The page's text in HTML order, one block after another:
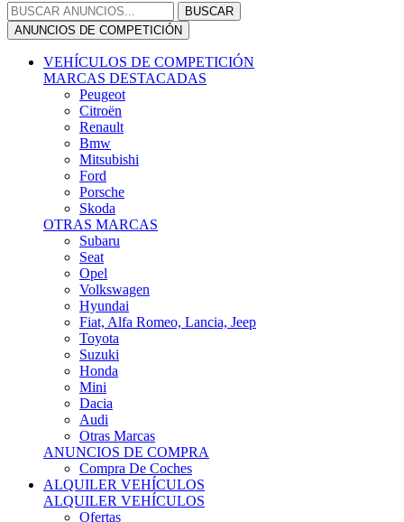
ANUNCIOS DE COMPETICIÓN
VEHÍCULOS DE COMPETICIÓN
MARCAS DESTACADAS
Peugeot
Citroën
Renault
Bmw
Mitsubishi
Ford
Porsche
Skoda
OTRAS MARCAS
Subaru
Seat
Opel
Volkswagen
Hyundai
Fiat, Alfa Romeo, Lancia, Jeep
Toyota
Suzuki
Honda
Mini
Dacia
Audi
Otras Marcas
ANUNCIOS DE COMPRA
Compra De Coches
ALQUILER VEHÍCULOS
ALQUILER VEHÍCULOS
Ofertas
Búsquedas